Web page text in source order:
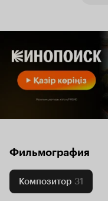
Фильмография
Композитор 31